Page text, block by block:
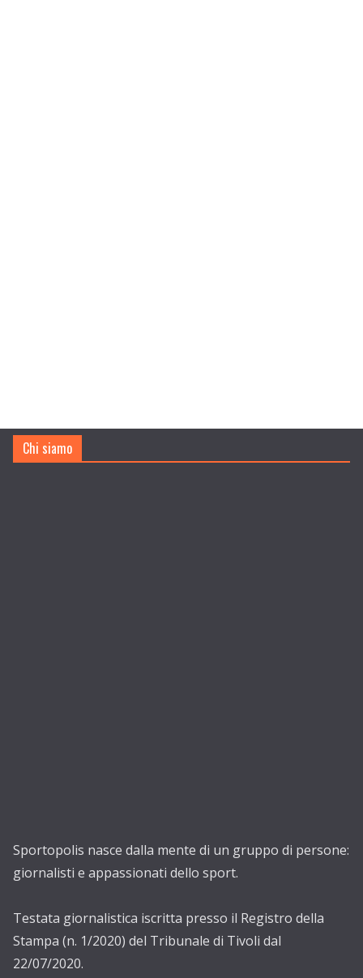
Chi siamo
Sportopolis nasce dalla mente di un gruppo di persone:
giornalisti e appassionati dello sport.
Testata giornalistica iscritta presso il Registro della
Stampa (n. 1/2020) del Tribunale di Tivoli dal
22/07/2020.